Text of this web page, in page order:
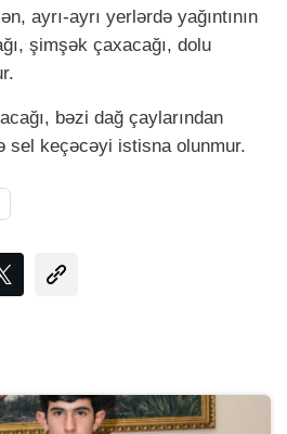
ayrı-ayrı yerlərdə yağıntının
şimşək çaxacağı, dolu
bəzi dağ çaylarından
sel keçəcəyi istisna olunmur.